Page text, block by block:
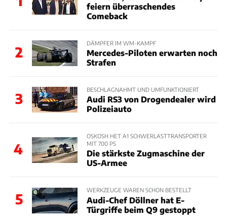
feiern überraschendes
Comeback
2
DÄMPFER IM WM-KAMPF
Mercedes-Piloten erwarten noch
Strafen
3
BESCHLAGNAHMT UND UMFUNKTIONIERT
Audi RS3 von Drogendealer wird
Polizeiauto
4
OSKOSH HET A1 SCHWERLASTTRANSPORTER
MIT 700 PS
Die stärkste Zugmaschine der
US-Armee
5
WERKZEUGE WAREN SCHON BESTELLT
Audi-Chef Döllner hat E-
Türgriffe beim Q9 gestoppt